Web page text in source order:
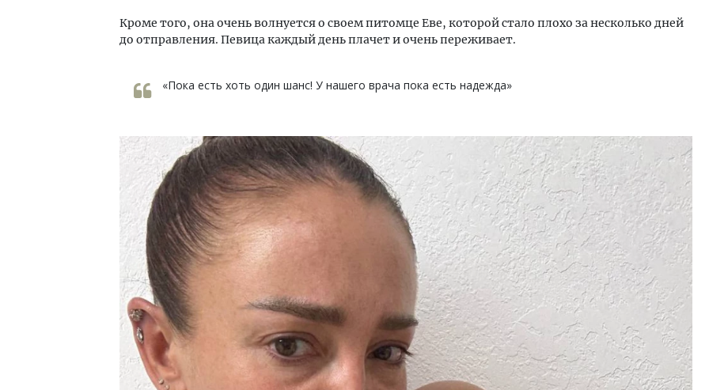
Кроме того, она очень волнуется о своем питомце Еве, которой стало плохо за несколько дней
до отправления. Певица каждый день плачет и очень переживает.
«Пока есть хоть один шанс! У нашего врача пока есть надежда»